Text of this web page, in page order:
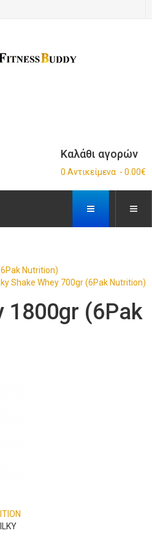
Καλάθι αγορών
0 Αντικείμενα - 0.00€
Nutrition)
Shake Whey 700gr (6Pak Nutrition)
1800gr (6Pak